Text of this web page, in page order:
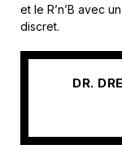
et le R’n’B avec
discret.
DR.